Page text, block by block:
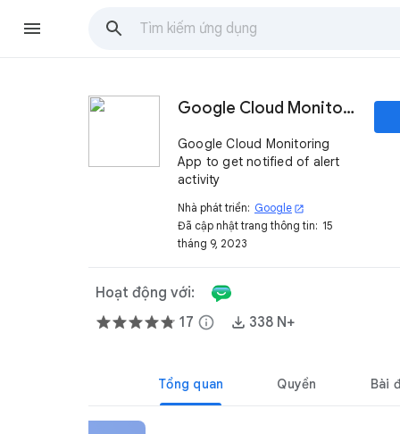
Google Cloud Monitoring
Google Cloud Monitoring
App to get notified of alert
activity
Nhà phát triển: Google open_in_new
Đã cập nhật trang thông tin: 15
tháng 9, 2023
Hoạt động với:
17 info 338 N+
Tổng quan Quyền Bài